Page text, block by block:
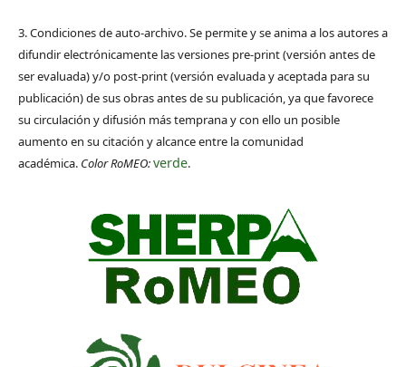
3. Condiciones de auto-archivo. Se permite y se anima a los autores a
difundir electrónicamente las versiones pre-print (versión antes de
ser evaluada) y/o post-print (versión evaluada y aceptada para su
publicación) de sus obras antes de su publicación, ya que favorece
su circulación y difusión más temprana y con ello un posible
aumento en su citación y alcance entre la comunidad
académica. Color RoMEO:verde.